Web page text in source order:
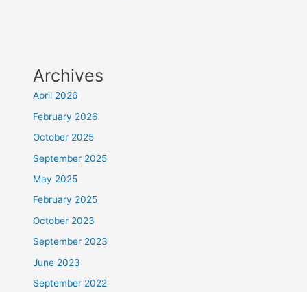
Archives
April 2026
February 2026
October 2025
September 2025
May 2025
February 2025
October 2023
September 2023
June 2023
September 2022